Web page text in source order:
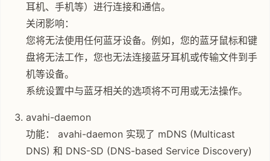
耳机、手机等）进行连接和通信。
关闭影响：
您将无法使用任何蓝牙设备。例如，您的蓝牙鼠标和键
盘将无法工作，您也无法连接蓝牙耳机或传输文件到手
机等设备。
系统设置中与蓝牙相关的选项将不可用或无法操作。
avahi-daemon
功能： avahi-daemon 实现了 mDNS (Multicast
DNS) 和 DNS-SD (DNS-based Service Discovery)